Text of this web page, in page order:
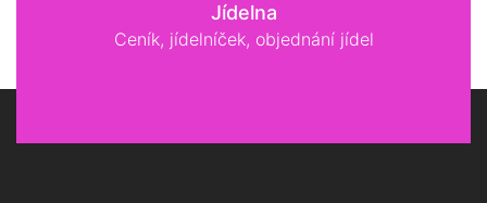
Jídelna
Ceník, jídelníček, objednání jídel